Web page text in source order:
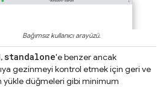
Bağımsız kullanıcı arayüzü.
standalone'e benzer ancak
gezinmeyi kontrol etmek için geri ve
yükle düğmeleri gibi minimum